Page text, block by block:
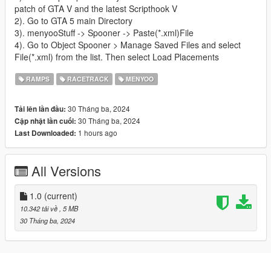
patch of GTA V and the latest Scripthook V
2). Go to GTA 5 main Directory
3). menyooStuff -> Spooner -> Paste(*.xml)File
4). Go to Object Spooner > Manage Saved Files and select
File(*.xml) from the list. Then select Load Placements
RAMPS RACETRACK MENYOO
Tải lên lần đầu: 30 Tháng ba, 2024
Cập nhật lần cuối: 30 Tháng ba, 2024
Last Downloaded: 1 hours ago
All Versions
1.0 (current)
10.342 tải về , 5 MB
30 Tháng ba, 2024